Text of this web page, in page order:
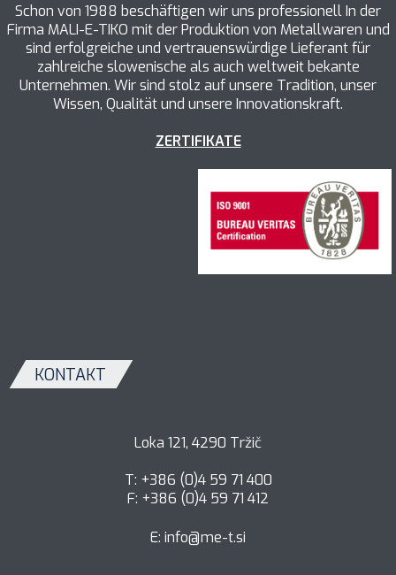
Schon von 1988 beschäftigen wir uns professionell In der
Firma MALI-E-TIKO mit der Produktion von Metallwaren und
sind erfolgreiche und vertrauenswürdige Lieferant für
zahlreiche slowenische als auch weltweit bekante
Unternehmen. Wir sind stolz auf unsere Tradition, unser
Wissen, Qualität und unsere Innovationskraft.
ZERTIFIKATE
KONTAKT
Loka 121, 4290 Tržič
T: +386 (0)4 59 71 400
F: +386 (0)4 59 71 412
E: info@me-t.si